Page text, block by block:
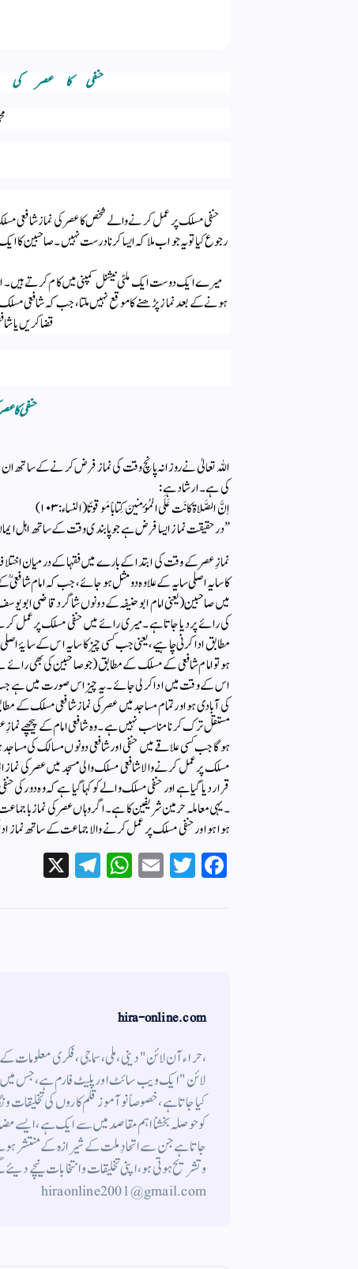
حنفی کا عصر
حنفی مسلک پر عمل کرنے والے شخص کا عصر کی نماز
رجوع کیا تو یہ جواب ملا کہ ایسا کرنا درست نہیں ۔ صاحبین کا
میرے ایک دوست ایک ملٹی نیشنل کمپنی میں کام کرتے ہیں
ہونے کے بعد نماز پڑھنے کا موقع نہیں ملتا، جب کہ شافعی
قضا کریں یا
حنفی کا
اللہ تعالیٰ نے روزانہ پانچ وقت کی نماز فرض کرنے کے ساتھ
کی ہے۔ ارشاد ہے :
اِنَّ الصَّلاة کانَت عَلَی المُؤمِنینَ کِتاباً مَوقوتًا (النساء:۱۰۳)
”درحقیقت نماز ایسا فرض ہے جو پابندی وقت کے ساتھ اہل
نمازِ عصرکے وقت کی ابتدا کے بارے میں فقہا کے درمیان
کا سایہ اصلی سایہ کے علاوہ دو مثل ہو جائے ، جب کہ امام
میں صاحبین (یعنی امام ابو حنیفہ کے دونوں شاگرد قاضی ابو
کی رائے پر دیا جاتا ہے ۔ میری رائے میں حنفی مسلک پر عمل
مطابق ادا کرنی چاہیے ، یعنی جب کسی چیز کا سایہ اس کے سایۂ
ہو تو امام شافعی کے مسلک کے مطابق (جو صاحبین کی بھی
اس کے وقت میں ادا کر لی جائے ۔ یہ چیز اس صورت میں ہے جب
کی آبادی ہو اور تمام مساجد میں عصر کی نماز شافعی مسلک کے
مستقل ترک کرنا مناسب نہیں ہے ۔ وہ شافعی امام کے پیچھے
ہوگا جب کسی علاقے میں حنفی اور شافعی دونوں مسالک کی
مسلک پر عمل کرنے والا شافعی مسلک والی مسجد میں عصر کی
قرار دیا گیا ہے اور حنفی مسلک والے کو کہا گیا ہے کہ وہ دور
۔ یہی معاملہ حرمین شریفین کا ہے ۔ اگر وہاں عصر کی نماز
ہوا ہو اور حنفی مسلک پر عمل کرنے والا جماعت کے ساتھ نماز
Fa
T
E
W
Te
hira-online.com
،حراء آن لائن" دینی ، ملی ، سماجی ، فکری
لائن " ایک ویب سائٹ اور پلیٹ فارم ہے ، جس میں
کیا جاتا ہے ، خصوصاً نوآموز قلم کاروں کی تخلیقات
کوحوصلہ بخشنا اہم مقاصد میں سے ایک ہے ، ایسے
جاتاہے جن سے اتحادِ ملت کے شیرازہ کے منتشر
hiraonline2001@gmail.com